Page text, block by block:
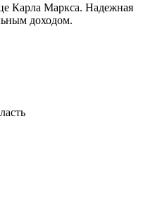
Карла Маркса. Надежная
доходом.